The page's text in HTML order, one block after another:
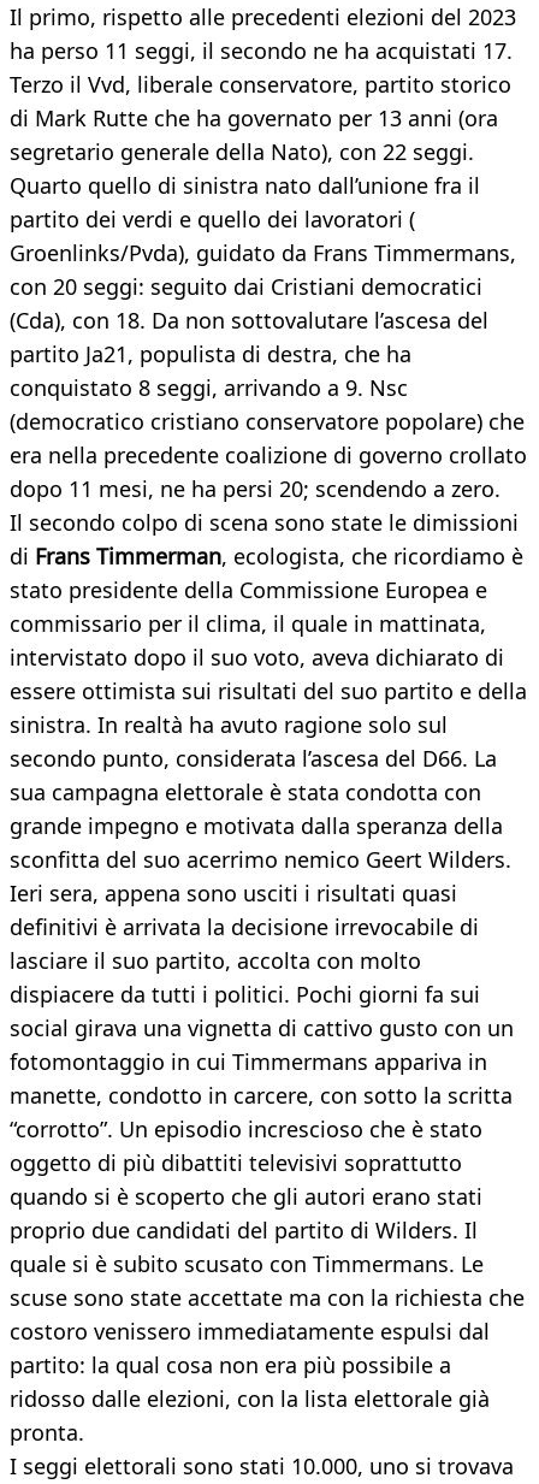
Il primo, rispetto alle precedenti elezioni del 2023
ha perso 11 seggi, il secondo ne ha acquistati 17.
Terzo il Vvd, liberale conservatore, partito storico
di Mark Rutte che ha governato per 13 anni (ora
segretario generale della Nato), con 22 seggi.
Quarto quello di sinistra nato dall’unione fra il
partito dei verdi e quello dei lavoratori (
Groenlinks/Pvda), guidato da Frans Timmermans,
con 20 seggi: seguito dai Cristiani democratici
(Cda), con 18. Da non sottovalutare l’ascesa del
partito Ja21, populista di destra, che ha
conquistato 8 seggi, arrivando a 9. Nsc
(democratico cristiano conservatore popolare) che
era nella precedente coalizione di governo crollato
dopo 11 mesi, ne ha persi 20; scendendo a zero.
Il secondo colpo di scena sono state le dimissioni
di Frans Timmerman, ecologista, che ricordiamo è
stato presidente della Commissione Europea e
commissario per il clima, il quale in mattinata,
intervistato dopo il suo voto, aveva dichiarato di
essere ottimista sui risultati del suo partito e della
sinistra. In realtà ha avuto ragione solo sul
secondo punto, considerata l’ascesa del D66. La
sua campagna elettorale è stata condotta con
grande impegno e motivata dalla speranza della
sconfitta del suo acerrimo nemico Geert Wilders.
Ieri sera, appena sono usciti i risultati quasi
definitivi è arrivata la decisione irrevocabile di
lasciare il suo partito, accolta con molto
dispiacere da tutti i politici. Pochi giorni fa sui
social girava una vignetta di cattivo gusto con un
fotomontaggio in cui Timmermans appariva in
manette, condotto in carcere, con sotto la scritta
“corrotto”. Un episodio increscioso che è stato
oggetto di più dibattiti televisivi soprattutto
quando si è scoperto che gli autori erano stati
proprio due candidati del partito di Wilders. Il
quale si è subito scusato con Timmermans. Le
scuse sono state accettate ma con la richiesta che
costoro venissero immediatamente espulsi dal
partito: la qual cosa non era più possibile a
ridosso dalle elezioni, con la lista elettorale già
pronta.
I seggi elettorali sono stati 10.000, uno si trovava